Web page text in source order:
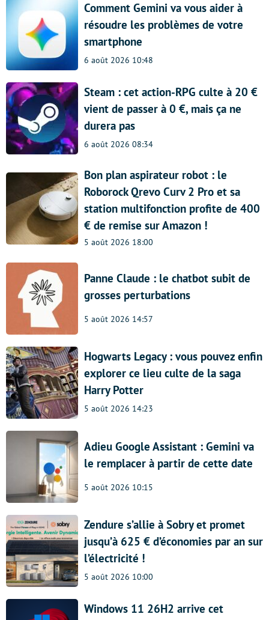
Comment Gemini va vous aider à
résoudre les problèmes de votre
smartphone
6 août 2026 10:48
Steam : cet action-RPG culte à 20 €
vient de passer à 0 €, mais ça ne
durera pas
6 août 2026 08:34
Bon plan aspirateur robot : le
Roborock Qrevo Curv 2 Pro et sa
station multifonction profite de 400
€ de remise sur Amazon !
5 août 2026 18:00
Panne Claude : le chatbot subit de
grosses perturbations
5 août 2026 14:57
Hogwarts Legacy : vous pouvez enfin
explorer ce lieu culte de la saga
Harry Potter
5 août 2026 14:23
Adieu Google Assistant : Gemini va
le remplacer à partir de cette date
5 août 2026 10:15
Zendure s’allie à Sobry et promet
jusqu’à 625 € d’économies par an sur
l’électricité !
5 août 2026 10:00
Windows 11 26H2 arrive cet